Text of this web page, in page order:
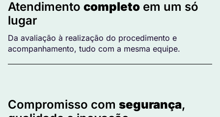
Atendimento completo em um só
lugar
Da avaliação à realização do procedimento e
acompanhamento, tudo com a mesma equipe.
Compromisso com segurança,